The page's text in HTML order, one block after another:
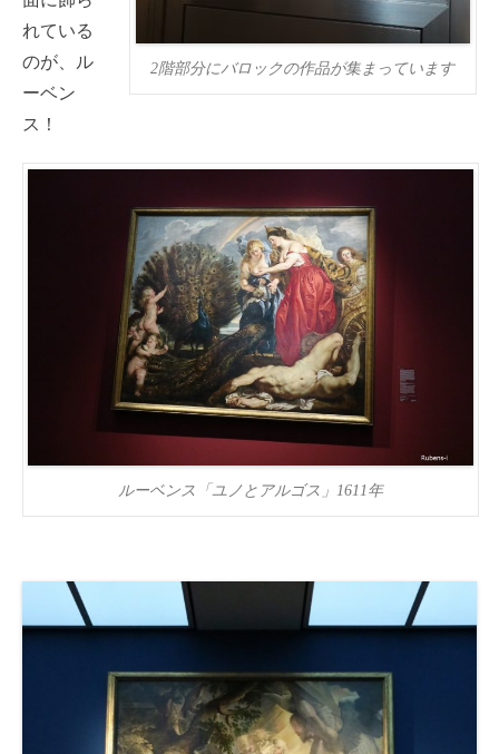
2階部分にバロックの作品が集まっています
れている
のが、ル
ーベン
ス！
ルーベンス「ユノとアルゴス」1611年